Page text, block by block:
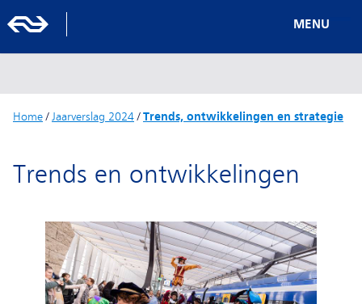
MENU
Home/ Jaarverslag 2024/Trends, ontwikkelingen en strategie
Trends en ontwikkelingen